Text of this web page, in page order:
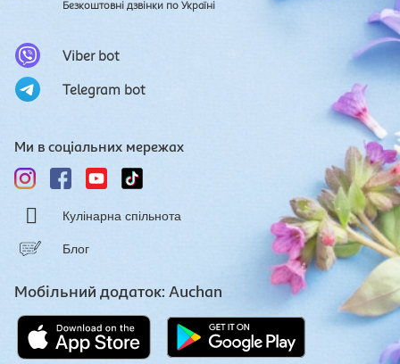
Безкоштовні дзвінки по Україні
Viber bot
Telegram bot
Ми в соціальних мережах
Кулінарна спільнота
Блог
Мобільний додаток: Auchan